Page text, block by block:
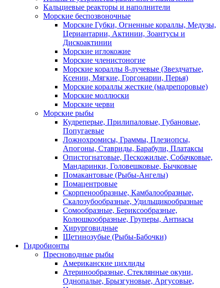
Кальциевые реакторы и наполнители
Морские беспозвоночные
Морские Губки, Огненные кораллы, Медузы,
Цериантарии, Актинии, Зоантусы и
Дискоактинии
Морские иглокожие
Морские членистоногие
Морские кораллы 8-лучевые (Звездчатые,
Ксении, Мягкие, Горгонарии, Перья)
Морские кораллы жесткие (мадрепоровые)
Морские моллюски
Морские черви
Морские рыбы
Кудреперые, Прилипаловые, Губановые,
Попугаевые
Ложнохромисы, Граммы, Плезиопсы,
Апогоны, Ставриды, Барабули, Платаксы
Опистогнатовые, Пескожилые, Собачковые,
Мандаринки, Головешковые, Бычковые
Помакантовые (Рыбы-Ангелы)
Помацентровые
Скорпенообразные, Камбалообразные,
Скалозубообразные, Удильщикообразные
Сомообразные, Бериксообразные,
Колюшкообразные, Груперы, Антиасы
Хирурговидные
Щетинозубые (Рыбы-Бабочки)
Гидробионты
Пресноводные рыбы
Американские цихлиды
Атеринообразные, Стеклянные окуни,
Однопалые, Брызгуновые, Аргусовые,